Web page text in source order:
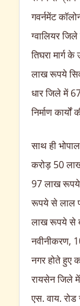
गवर्नमेंट
ग्वालियर
तिघरा मार्ग
लाख रूपये
धार जिले में
निर्माण
साथ ही
करोड़ 50
97 लाख
रूपये से लाल
लाख रूपये से
नवीनीकरण,
नगर होते हुए
रायसेन जिले
एस. वाय. रोड